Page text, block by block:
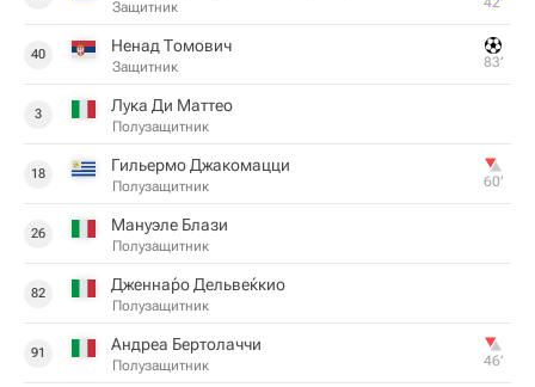
Защитник
40 Ненад Томович
Защитник 83‎’‎
3 Лука Ди Маттео
Полузащитник
18 Гильермо Джакомацци
Полузащитник 60‎’‎
26 Мануэле Блази
Полузащитник
82 Дженна́ро Дельве́ккио
Полузащитник
91 Андреа Бертолаччи
Полузащитник 46‎’‎